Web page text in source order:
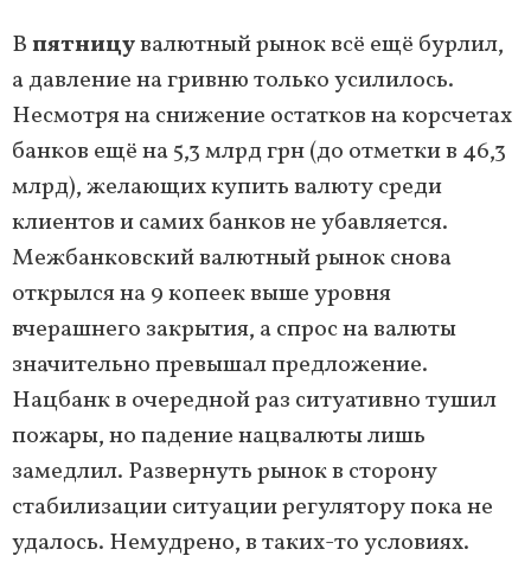
Впятницувалютный рынок всё ещё бурлил,
а давление на гривню только усилилось.
Несмотря на снижение остатков на корсчетах
банков ещё на 5,3 млрд грн (до отметки в 46,3
млрд), желающих купить валюту среди
клиентов и самих банков не убавляется.
Межбанковский валютный рынок снова
открылся на 9 копеек выше уровня
вчерашнего закрытия, а спрос на валюты
значительно превышал предложение.
Нацбанк в очередной раз ситуативно тушил
пожары, но падение нацвалюты лишь
замедлил. Развернуть рынок в сторону
стабилизации ситуации регулятору пока не
удалось. Немудрено, в таких-то условиях.